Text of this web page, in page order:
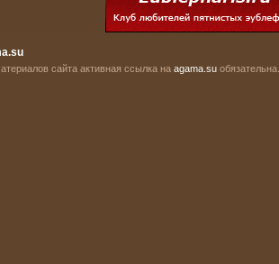
сайта активная ссылка на agama.su обязательна.